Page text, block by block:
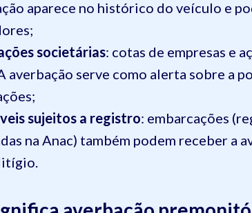
aparece no histórico do veículo e
societárias: cotas de empresas e
averbação serve como alerta sobre a
sujeitos a registro: embarcações
na Anac) também podem receber a